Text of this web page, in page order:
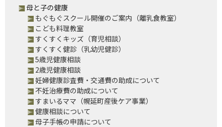
母と子の健康
もぐもぐスクール開催のご案内（離乳食教室）
こども料理教室
すくすくキッズ（育児相談）
すくすく健診（乳幼児健診）
5歳児健康相談
2歳児健康相談
妊婦健康診査費・交通費の助成について
不妊治療費の助成について
すまいるママ（幌延町産後ケア事業）
健康相談について
母子手帳の申請について